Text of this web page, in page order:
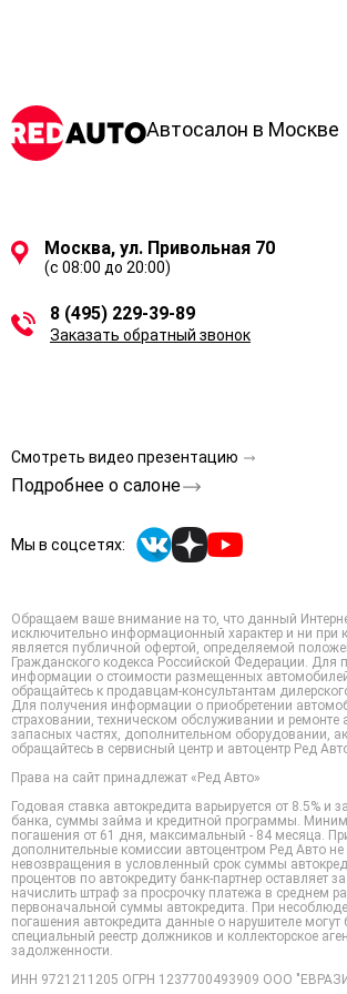
Автосалон в Москве
Москва, ул. Привольная 70
(с 08:00 до 20:00)
8 (495) 229-39-89
Заказать обратный звонок
Смотреть видео презентацию
Подробнее о салоне
Мы в соцсетях:
Обращаем ваше внимание на то, что данный
исключительно информационный характер и ни при
является публичной офертой, определяемой
Гражданского кодекса Российской Федерации. Для
информации о стоимости размещенных
обращайтесь к продавцам-консультантам
Для получения информации о приобретении
страховании, техническом обслуживании и ремонте
запасных частях, дополнительном оборудовании,
обращайтесь в сервисный центр и автоцентр Ред
Права на сайт принадлежат «Ред Авто»
Годовая ставка автокредита варьируется от 8.5% и
банка, суммы займа и кредитной программы.
погашения от 61 дня, максимальный - 84 месяца.
дополнительные комиссии автоцентром Ред Авто
невозвращения в условленный срок суммы
процентов по автокредиту банк-партнер оставляет
начислить штраф за просрочку платежа в среднем
первоначальной суммы автокредита. При
погашения автокредита данные о нарушителе могут
специальный реестр должников и коллекторское
задолженности.
ИНН 9721211205 ОГРН 1237700493909 ООО